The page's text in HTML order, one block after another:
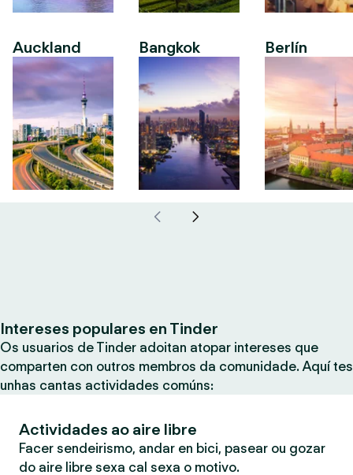
Auckland Bangkok Berlín
Intereses populares en Tinder
Os usuarios de Tinder adoitan atopar intereses que
comparten con outros membros da comunidade. Aquí tes
unhas cantas actividades comúns:
Actividades ao aire libre
Facer sendeirismo, andar en bici, pasear ou gozar
do aire libre sexa cal sexa o motivo.